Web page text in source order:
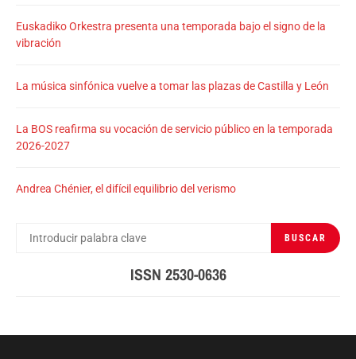
Euskadiko Orkestra presenta una temporada bajo el signo de la
vibración
La música sinfónica vuelve a tomar las plazas de Castilla y León
La BOS reafirma su vocación de servicio público en la temporada
2026-2027
Andrea Chénier, el difícil equilibrio del verismo
POR:
BUSCAR
ISSN 2530-0636